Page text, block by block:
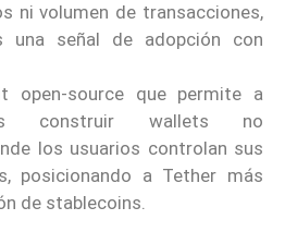
ni volumen de transacciones,
señal de adopción con
open-source que permite a
construir wallets no
los usuarios controlan sus
posicionando a Tether más
de stablecoins.